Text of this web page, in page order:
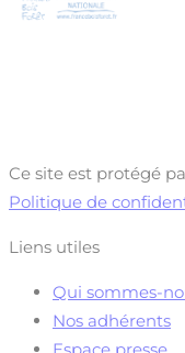
Ce site est protégé
Politique de
Liens utiles
Qui sommes-
Nos adhérents